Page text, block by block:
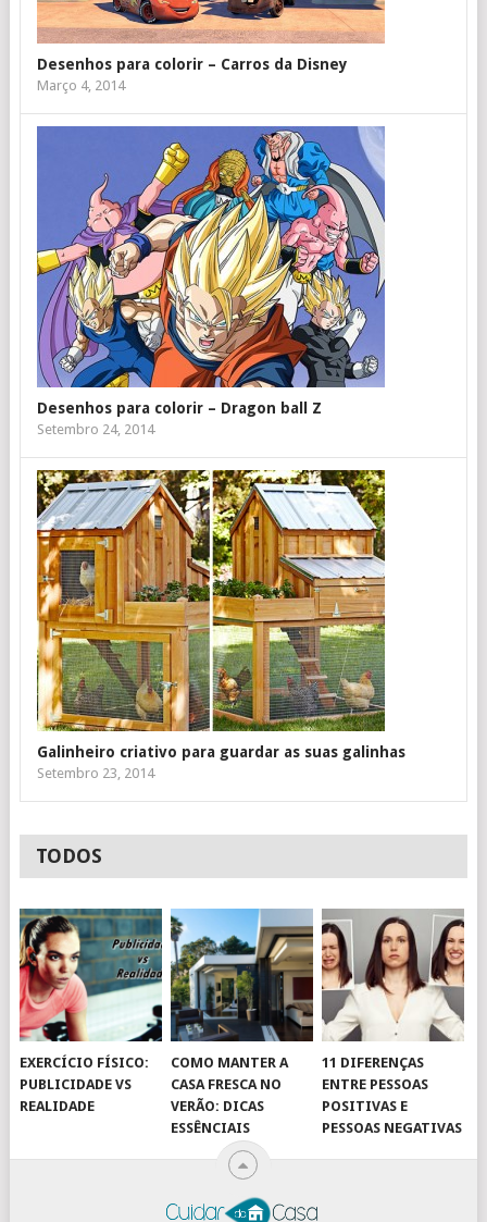
Desenhos para colorir – Carros da Disney
Março 4, 2014
Desenhos para colorir – Dragon ball Z
Setembro 24, 2014
Galinheiro criativo para guardar as suas galinhas
Setembro 23, 2014
TODOS
EXERCÍCIO FÍSICO:
PUBLICIDADE VS
REALIDADE
COMO MANTER A
CASA FRESCA NO
VERÃO: DICAS
ESSÊNCIAIS
11 DIFERENÇAS
ENTRE PESSOAS
POSITIVAS E
PESSOAS NEGATIVAS